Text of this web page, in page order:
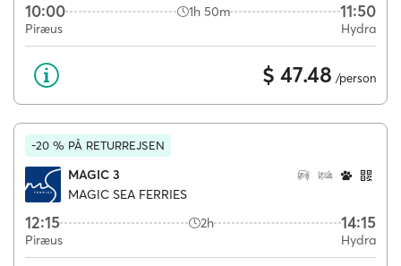
10:00 1h 50m 11:50
Piræus Hydra
$ 47.48 /person
-20 % PÅ RETURREJSEN
MAGIC 3
MAGIC SEA FERRIES
12:15 2h 14:15
Piræus Hydra